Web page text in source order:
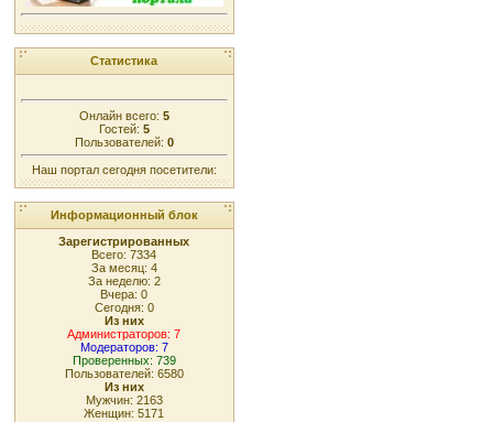
Статистика
Онлайн всего: 5
Гостей: 5
Пользователей: 0
Наш портал сегодня посетители:
Информационный блок
Зарегистрированных
Всего: 7334
За месяц: 4
За неделю: 2
Вчера: 0
Сегодня: 0
Из них
Администраторов: 7
Модераторов: 7
Проверенных: 739
Пользователей: 6580
Из них
Мужчин: 2163
Женщин: 5171